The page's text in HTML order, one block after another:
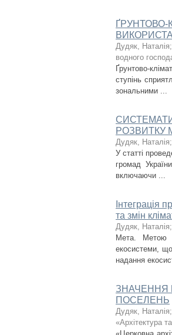
ҐРУНТОВО-
Дудяк, Наталія;
водного
Ґрунтово-
ступінь
зональними ...
РОЗВИТКУ
Дудяк, Наталія;
У статті
громад
включаючи ...
Інтеграція
та змін
Дудяк, Наталія;
Мета. Метою
екосистеми, що
надання
ЗНАЧЕННЯ
ПОСЕЛЕНЬ
Дудяк, Наталія;
«Архітектура